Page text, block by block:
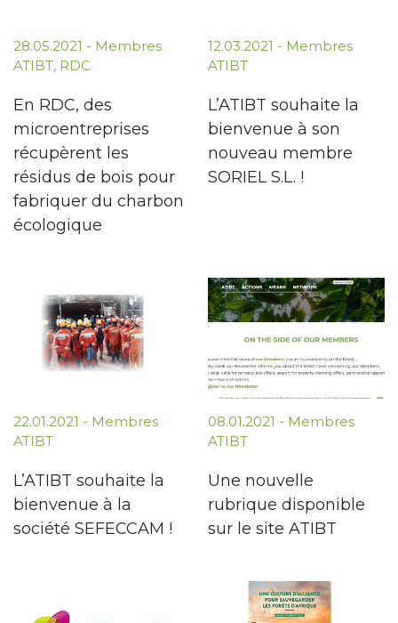
28.05.2021 - Membres
ATIBT, RDC
En RDC, des
microentreprises
récupèrent les
résidus de bois pour
fabriquer du charbon
écologique
12.03.2021 - Membres
ATIBT
L’ATIBT souhaite la
bienvenue à son
nouveau membre
SORIEL S.L. !
22.01.2021 - Membres
ATIBT
L’ATIBT souhaite la
bienvenue à la
société SEFECCAM !
08.01.2021 - Membres
ATIBT
Une nouvelle
rubrique disponible
sur le site ATIBT